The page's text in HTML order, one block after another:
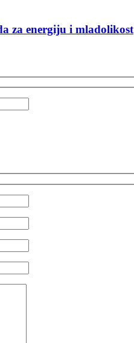
za energiju i mladolikost